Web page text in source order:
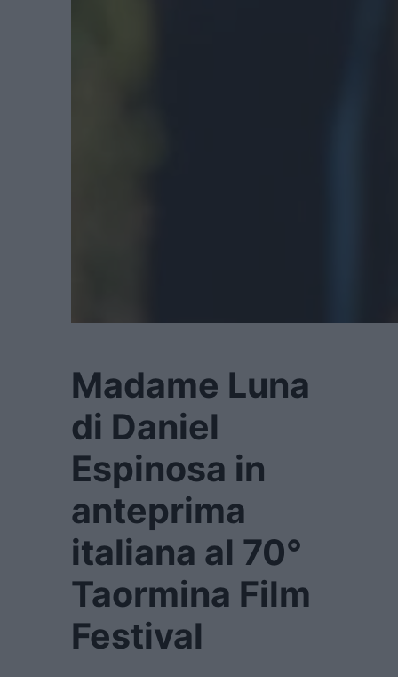
Madame Luna
di Daniel
Espinosa in
anteprima
italiana al 70°
Taormina Film
Festival